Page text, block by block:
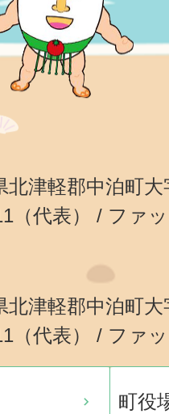
津軽郡中泊町大
（代表） / ファ
津軽郡中泊町大
（代表） / ファ
町役